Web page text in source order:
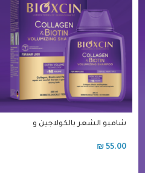
شامبو الشعر بالكولاجين و
₪ 55.00